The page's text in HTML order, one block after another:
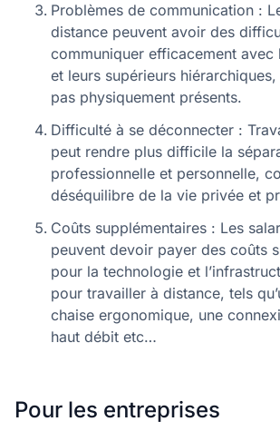
Problèmes de communication :
distance peuvent avoir des
communiquer efficacement avec
et leurs supérieurs
pas physiquement présents.
Difficulté à se déconnecter :
peut rendre plus difficile la
professionnelle et personnelle,
déséquilibre de la vie privée et
Coûts supplémentaires : Les
peuvent devoir payer des coûts
pour la technologie et
pour travailler à distance, tels
chaise ergonomique, une
haut débit etc…
Pour les entreprises